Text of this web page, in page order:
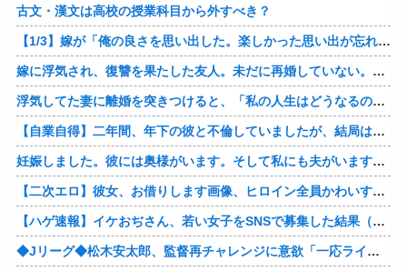
古文・漢文は高校の授業科目から外すべき？
【1/3】嫁が「俺の良さを思い出した。楽しかった思い出が忘れられないから間男の申し出を断った。お互い歩み寄ってやり直そう。」と手を握ってくる。どうやら間男に捨てられたようだｗ
嫁に浮気され、復讐を果たした友人。未だに再婚していない。「裏切られるくらいなら、最初からしないほうがマシだ」それ聞いて、なんか泣けちまった…
浮気してた妻に離婚を突きつけると、「私の人生はどうなるのよぉ！」とｗ これが妻の最後のセリフだったとさｗｗ
【自業自得】二年間、年下の彼と不倫していましたが、結局は騙されていて彼はお金だけが目的でした。結局主人にもバレて家を追い出されました。彼に復讐したいです。
妊娠しました。彼には奥様がいます。そして私にも夫がいます。彼と一緒になりたかった… 今は何も無かった顔をして生きています。せっかく授かった初めての子供を杀殳しておきながら
【二次エロ】彼女、お借りします画像、ヒロイン全員かわいすぎる件ｗ
【ハゲ速報】イケおぢさん、若い女子をSNSで募集した結果（画像あり）
◆Jリーグ◆松木安太郎、監督再チャレンジに意欲「一応ライセンスも持っているので」 ヴェルディ川崎の監督時代には2連覇を達成